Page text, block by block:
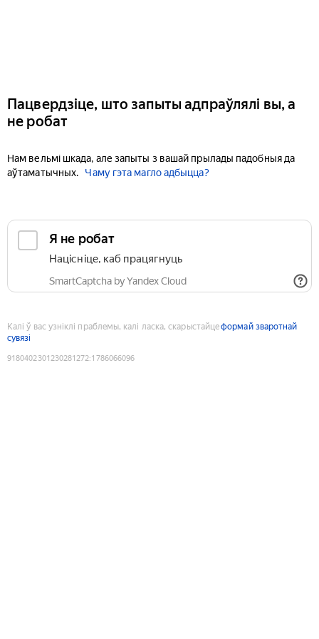
Пацвердзіце, што запыты адпраўлялі вы, а
не робат
Нам вельмі шкада, але запыты з вашай прылады падобныя да
аўтаматычных.
Чаму гэта магло адбыцца?
Я не робат
Націсніце, каб працягнуць
SmartCaptcha by Yandex Cloud
Калі ў вас узніклі праблемы, калі ласка, скарыстайцеформай зваротнай
сувязі
9180402301230281272:1786066096